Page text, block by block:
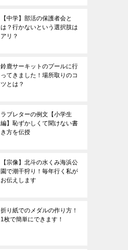
【中学】部活の保護者会と
は？行かないという選択肢は
アリ？
鈴鹿サーキットのプールに行
ってきました！場所取りのコ
ツとは？
ラブレターの例文【小学生
編】恥ずかしくて聞けない書
き方を伝授
【宗像】北斗の水くみ海浜公
園で潮干狩り！毎年行く私が
お伝えします
折り紙でのメダルの作り方！
1枚で簡単にできます！